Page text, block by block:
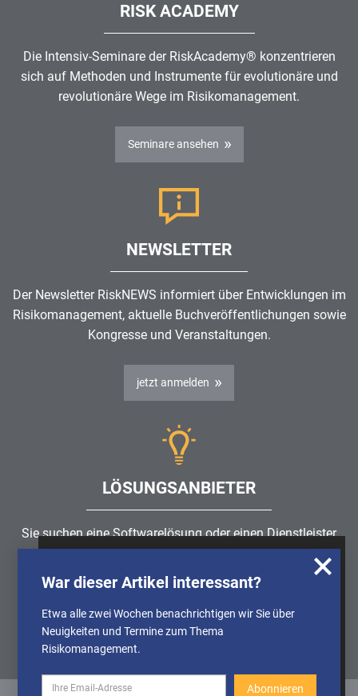
Informationen über die Nutzung unserer
Webseite zu erhalten und unser Angebot so
stetig verbessern zu können. Weitere
Informationen finden Sie in unserer
RISK ACADEMY
Die Intensiv-Seminare der RiskAcademy® konzentrieren
sich auf Methoden und Instrumente für evolutionäre und
revolutionäre Wege im Risikomanagement.
Seminare ansehen
NEWSLETTER
Der Newsletter RiskNEWS informiert über Entwicklungen im
Risikomanagement, aktuelle Buchveröffentlichungen sowie
Kongresse und Veranstaltungen.
jetzt anmelden
LÖSUNGSANBIETER
Sie suchen eine Softwarelösung oder einen Dienstleister
rund um die ThemenRisikomanagement,GRC, IKS oder
ISMS?
Partner finden
War dieser Artikel interessant?
Etwa alle zwei Wochen benachrichtigen wir Sie über
Neuigkeiten und Termine zum Thema
Risikomanagement.